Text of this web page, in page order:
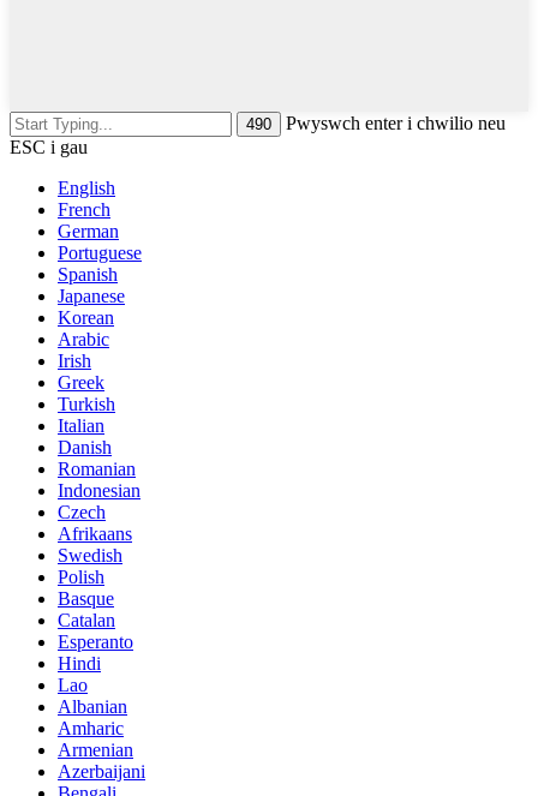
Pwyswch enter i chwilio neu
ESC i gau
English
French
German
Portuguese
Spanish
Japanese
Korean
Arabic
Irish
Greek
Turkish
Italian
Danish
Romanian
Indonesian
Czech
Afrikaans
Swedish
Polish
Basque
Catalan
Esperanto
Hindi
Lao
Albanian
Amharic
Armenian
Azerbaijani